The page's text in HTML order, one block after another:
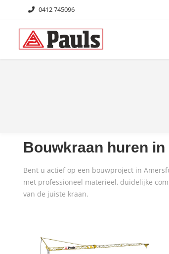
0412 745096
Bouwkraan huren
Bent u actief op een bouwproject in
met professioneel materieel, duidelijke
van de juiste kraan.